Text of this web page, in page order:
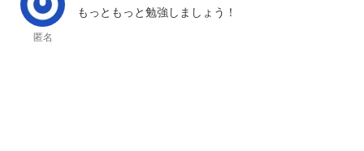
匿名
もっともっと勉強しましょう！